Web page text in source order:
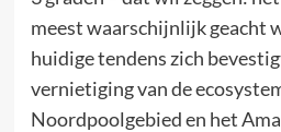
meest waarschijnlijk geacht
huidige tendens zich
vernietiging van de
Noordpoolgebied en het